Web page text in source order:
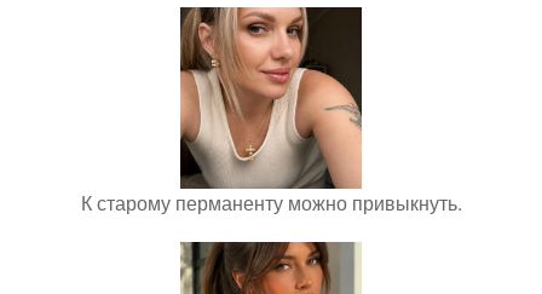
К старому перманенту можно привыкнуть.